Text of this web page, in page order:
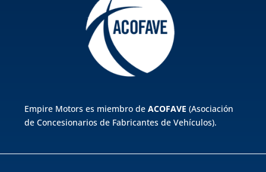
Empire Motors es miembro de ACOFAVE (Asociación
de Concesionarios de Fabricantes de Vehículos).